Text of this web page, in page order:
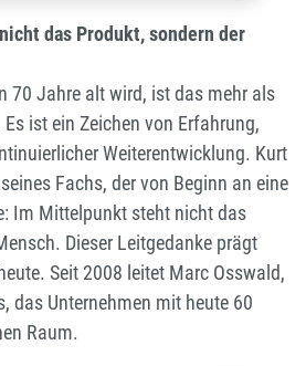
das Produkt, sondern der
70 Jahre alt wird, ist das mehr als
ist ein Zeichen von Erfahrung,
Weiterentwicklung. Kurt
Fachs, der von Beginn an eine
Im Mittelpunkt steht nicht das
Dieser Leitgedanke prägt
Seit 2008 leitet Marc Osswald,
das Unternehmen mit heute 60
Raum.